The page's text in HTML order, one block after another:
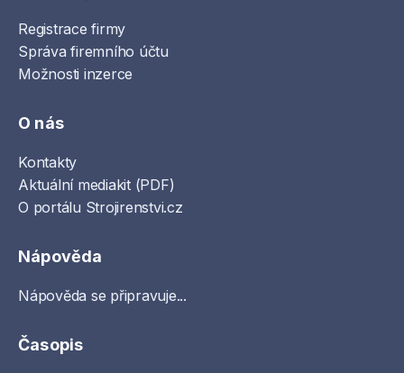
Registrace firmy
Správa firemního účtu
Možnosti inzerce
O nás
Kontakty
Aktuální mediakit (PDF)
O portálu Strojirenstvi.cz
Nápověda
Nápověda se připravuje...
Časopis